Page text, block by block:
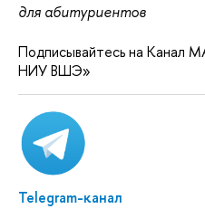
для абитуриентов
Подписывайтесь на Канал
НИУ ВШЭ»
Telegram-канал